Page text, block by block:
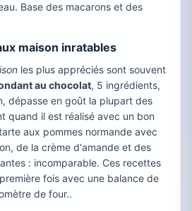
Base des macarons et des
maison inratables
les plus appréciés sont souvent
au chocolat, 5 ingrédients,
dépasse en goût la plupart des
quand il est réalisé avec un bon
aux pommes normande avec
de la crème d'amande et des
: incomparable. Ces recettes
fois avec une balance de
de four..